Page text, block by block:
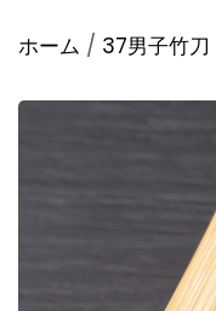
ホーム / 37男子竹刀